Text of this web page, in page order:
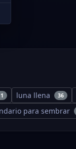
luna llena 36
para sembrar